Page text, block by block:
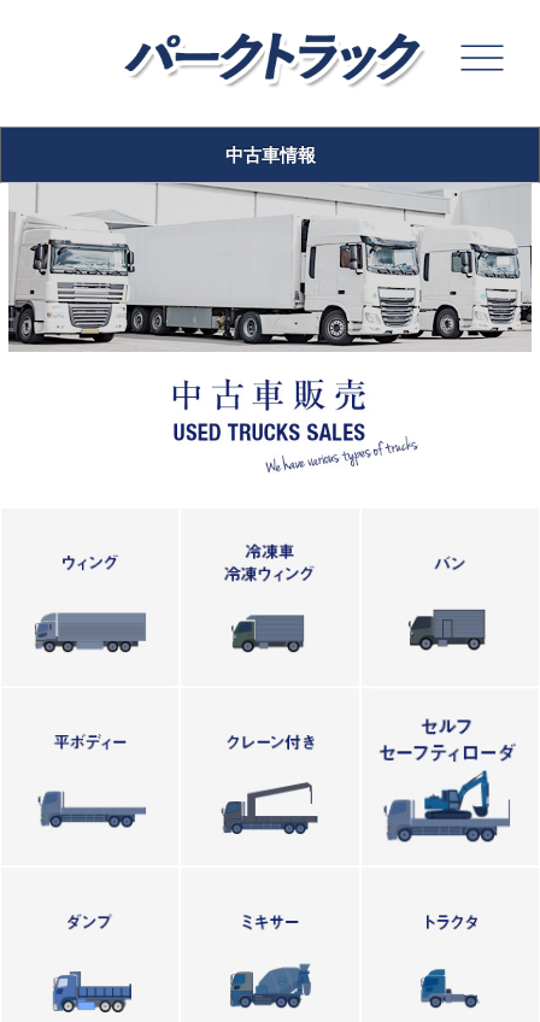
中古車情報